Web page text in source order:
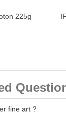
225g
fine art ?